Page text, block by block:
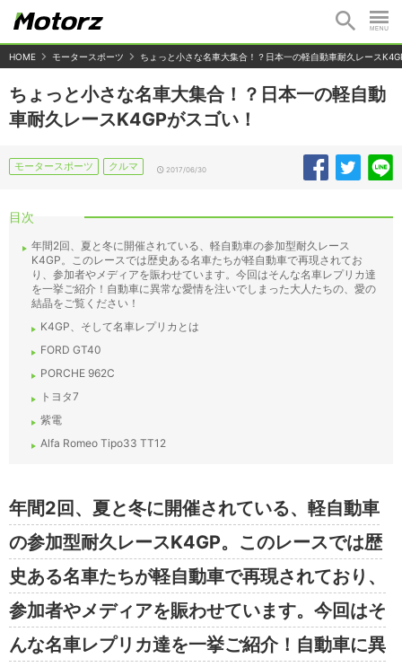
HOME モータースポーツ ちょっと小さな名車大集合！？日本一の軽自動車耐久レース
ちょっと小さな名車大集合！？日本一の軽自動
車耐久レースK4GPがスゴい！
モータースポーツ クルマ 2017/06/30
目次
年間2回、夏と冬に開催されている、軽自動車の参加型耐久レース
K4GP。このレースでは歴史ある名車たちが軽自動車で再現されてお
り、参加者やメディアを賑わせています。今回はそんな名車レプリカ達
を一挙ご紹介！自動車に異常な愛情を注いでしまった大人たちの、愛の
結晶をご覧ください！
K4GP、そして名車レプリカとは
FORD GT40
PORCHE 962C
トヨタ7
紫電
Alfa Romeo Tipo33 TT12
年間2回、夏と冬に開催されている、軽自動車
の参加型耐久レースK4GP。このレースでは歴
史ある名車たちが軽自動車で再現されており、
参加者やメディアを賑わせています。今回はそ
んな名車レプリカ達を一挙ご紹介！自動車に異